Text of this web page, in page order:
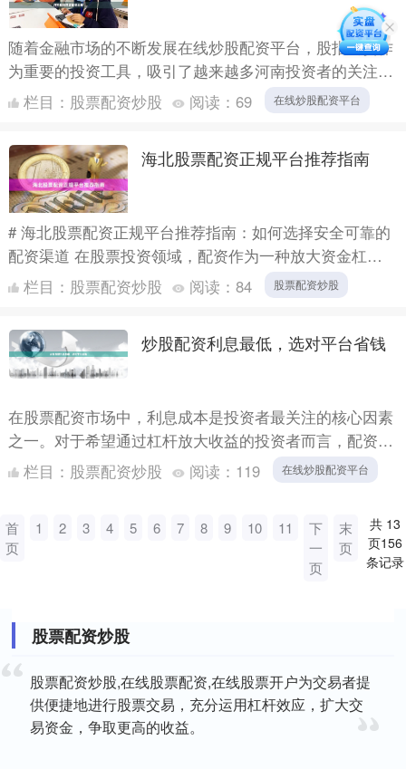
随着金融市场的不断发展在线炒股配资平台，股指期货作
为重要的投资工具，吸引了越来越多河南投资者的关注。
然而，由于股指期货交易门槛较高，许多投资者选择通过
配资方式参....
栏目： 股票配资炒股 阅读： 69 在线炒股配资平台
海北股票配资正规平台推荐指南
# 海北股票配资正规平台推荐指南：如何选择安全可靠的
配资渠道 在股票投资领域，配资作为一种放大资金杠杆
的工具，近年来受到越来越多投资者的关注。对于海北地
区的投资....
栏目： 股票配资炒股 阅读： 84 股票配资炒股
炒股配资利息最低，选对平台省钱
在股票配资市场中，利息成本是投资者最关注的核心因素
之一。对于希望通过杠杆放大收益的投资者而言，配资利
息的高低直接影响最终的盈利空间。那么，如何找到利息
最低的配资....
栏目： 股票配资炒股 阅读： 119 在线炒股配资平台
首
页
1 2 3 4 5 6 7 8 9 10 11
下
一
页
末
页
共 13
页156
条记录
股票配资炒股
股票配资炒股,在线股票配资,在线股票开户为交易者提
供便捷地进行股票交易，充分运用杠杆效应，扩大交
易资金，争取更高的收益。